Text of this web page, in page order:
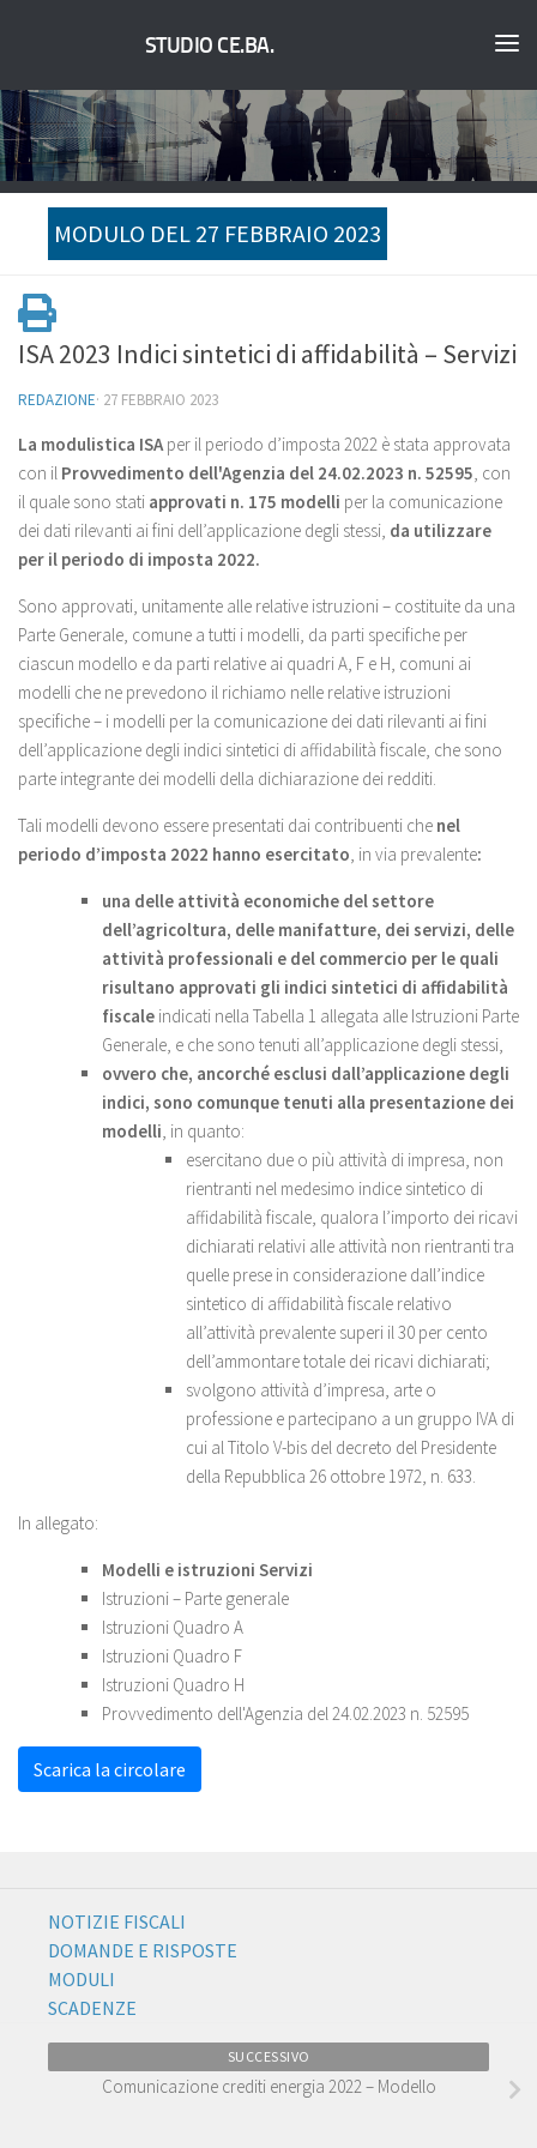
STUDIO CE.BA.
MODULO DEL 27 FEBBRAIO 2023
ISA 2023 Indici sintetici di affidabilità – Servizi
REDAZIONE· 27 FEBBRAIO 2023
La modulistica ISAper il periodo d’imposta 2022 è stata approvata
con il Provvedimento dell'Agenzia del 24.02.2023 n. 52595, con
il quale sono stati approvati n. 175 modelli per la comunicazione
dei dati rilevanti ai fini dell’applicazione degli stessi, da utilizzare
per il periodo di imposta 2022.
Sono approvati, unitamente alle relative istruzioni – costituite da una
Parte Generale, comune a tutti i modelli, da parti specifiche per
ciascun modello e da parti relative ai quadri A, F e H, comuni ai
modelli che ne prevedono il richiamo nelle relative istruzioni
specifiche – i modelli per la comunicazione dei dati rilevanti ai fini
dell’applicazione degli indici sintetici di affidabilità fiscale, che sono
parte integrante dei modelli della dichiarazione dei redditi.
Tali modelli devono essere presentati dai contribuenti che nel
periodo d’imposta 2022 hanno esercitato, in via prevalente:
una delle attività economiche del settore
dell’agricoltura, delle manifatture, dei servizi, delle
attività professionali e del commercio per le quali
risultano approvati gli indici sintetici di affidabilità
fiscale indicati nella Tabella 1 allegata alle Istruzioni Parte
Generale, e che sono tenuti all’applicazione degli stessi,
ovvero che, ancorché esclusi dall’applicazione degli
indici, sono comunque tenuti alla presentazione dei
modelli, in quanto:
esercitano due o più attività di impresa, non
rientranti nel medesimo indice sintetico di
affidabilità fiscale, qualora l’importo dei ricavi
dichiarati relativi alle attività non rientranti tra
quelle prese in considerazione dall’indice
sintetico di affidabilità fiscale relativo
all’attività prevalente superi il 30 per cento
dell’ammontare totale dei ricavi dichiarati;
svolgono attività d’impresa, arte o
professione e partecipano a un gruppo IVA di
cui al Titolo V-bis del decreto del Presidente
della Repubblica 26 ottobre 1972, n. 633.
In allegato:
Modelli e istruzioni Servizi
Istruzioni – Parte generale
Istruzioni Quadro A
Istruzioni Quadro F
Istruzioni Quadro H
Provvedimento dell'Agenzia del 24.02.2023 n. 52595
Scarica la circolare
NOTIZIE FISCALI
DOMANDE E RISPOSTE
MODULI
SCADENZE
SUCCESSIVO
Comunicazione crediti energia 2022 – Modello